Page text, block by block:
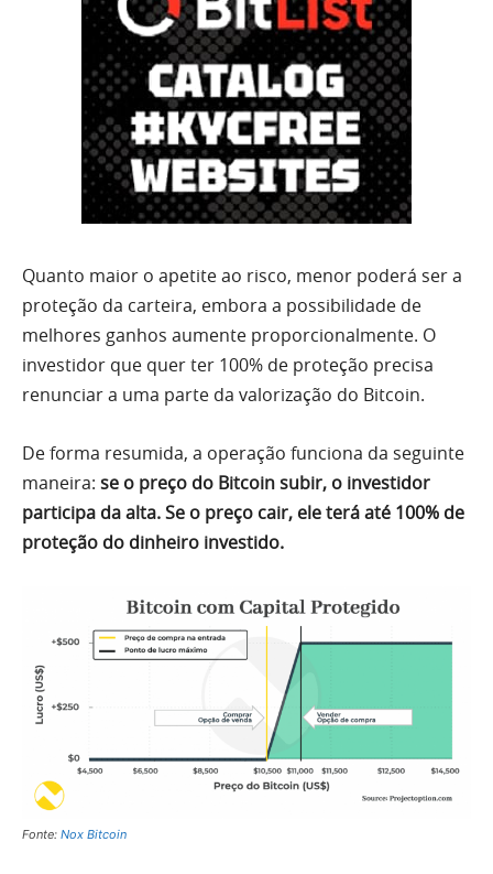
Quanto maior o apetite ao risco, menor poderá ser a
proteção da carteira, embora a possibilidade de
melhores ganhos aumente proporcionalmente. O
investidor que quer ter 100% de proteção precisa
renunciar a uma parte da valorização do Bitcoin.
De forma resumida, a operação funciona da seguinte
maneira: se o preço do Bitcoin subir, o investidor
participa da alta. Se o preço cair, ele terá até 100% de
proteção do dinheiro investido.
Fonte: Nox Bitcoin